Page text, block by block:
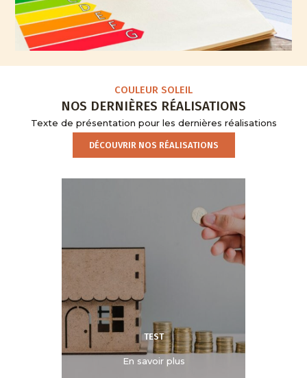
COULEUR SOLEIL
NOS DERNIÈRES RÉALISATIONS
Texte de présentation pour les dernières réalisations
DÉCOUVRIR NOS RÉALISATIONS
TEST
En savoir plus